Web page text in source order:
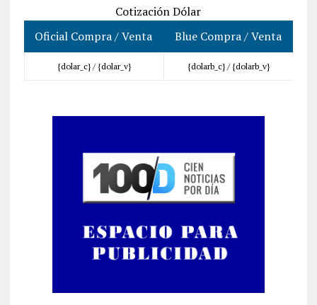
Cotización Dólar
Oficial Compra / Venta
Blue Compra / Venta
{dolar_c} / {dolar_v} {dolarb_c} / {dolarb_v}